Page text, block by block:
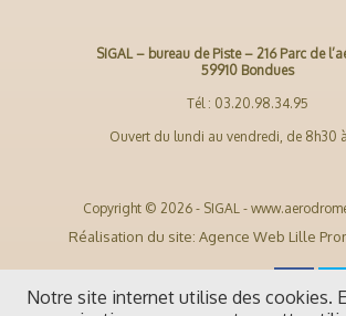
SIGAL – bureau de Piste – 216 Parc de
59910 Bondues
Tél : 03.20.98.34.95
Ouvert du lundi au vendredi, de 8h30
Copyright © 2026 - SIGAL -
Réalisation du site: Agence Web Lille
Notre site internet utilise des cookies.